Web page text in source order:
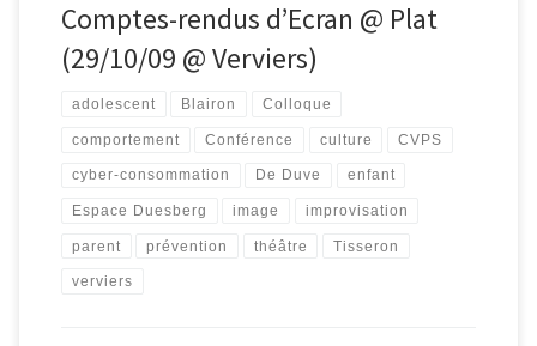
Comptes-rendus d’Ecran @ Plat
(29/10/09 @ Verviers)
adolescent Blairon Colloque
comportement Conférence culture CVPS
cyber-consommation De Duve enfant
Espace Duesberg image improvisation
parent prévention théâtre Tisseron
verviers